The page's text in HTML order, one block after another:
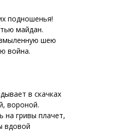
подношенья!
майдан.
шею
война.
в скачках
вороной.
на гривы плачет,
вдовой